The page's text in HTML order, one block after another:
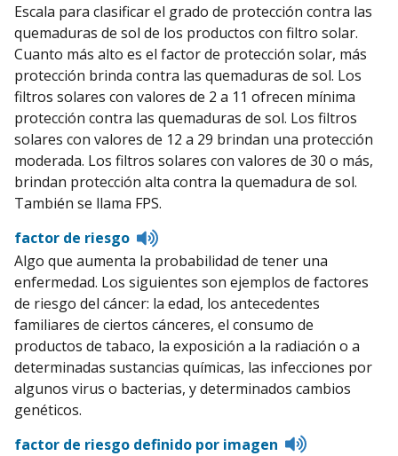
pronunciation
Escala para clasificar el grado de protección contra las
quemaduras de sol de los productos con filtro solar.
Cuanto más alto es el factor de protección solar, más
protección brinda contra las quemaduras de sol. Los
filtros solares con valores de 2 a 11 ofrecen mínima
protección contra las quemaduras de sol. Los filtros
solares con valores de 12 a 29 brindan una protección
moderada. Los filtros solares con valores de 30 o más,
brindan protección alta contra la quemadura de sol.
También se llama FPS.
factor de riesgo
Listen
pronunciation
Algo que aumenta la probabilidad de tener una
enfermedad. Los siguientes son ejemplos de factores
de riesgo del cáncer: la edad, los antecedentes
familiares de ciertos cánceres, el consumo de
productos de tabaco, la exposición a la radiación o a
determinadas sustancias químicas, las infecciones por
algunos virus o bacterias, y determinados cambios
genéticos.
factor de riesgo definido por imagen
Listen